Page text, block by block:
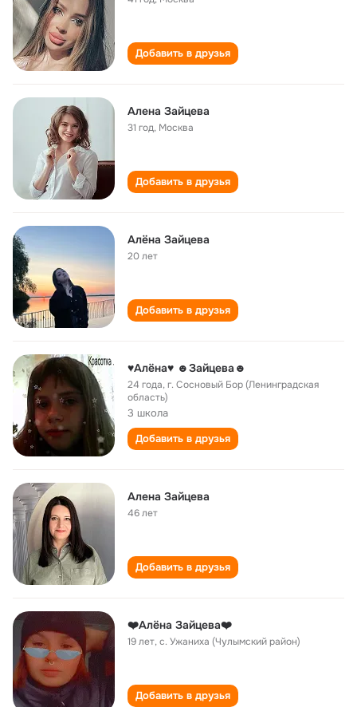
Добавить в друзья
Алена Зайцева
31 год, Москва
Добавить в друзья
Алёна Зайцева
20 лет
Добавить в друзья
♥Алёна♥ ☻Зайцева☻
24 года,г. Сосновый Бор (Ленинградская
область)
3 школа
Добавить в друзья
Алена Зайцева
46 лет
Добавить в друзья
❤️Алёна Зайцева❤️
19 лет,с. Ужаниха (Чулымский район)
Добавить в друзья